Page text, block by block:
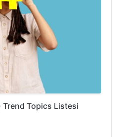
Trend Topics Listesi